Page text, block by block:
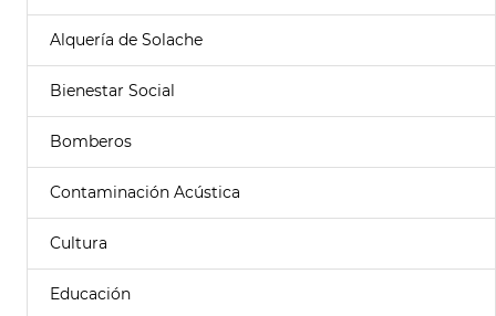
Alquería de Solache
Bienestar Social
Bomberos
Contaminación Acústica
Cultura
Educación